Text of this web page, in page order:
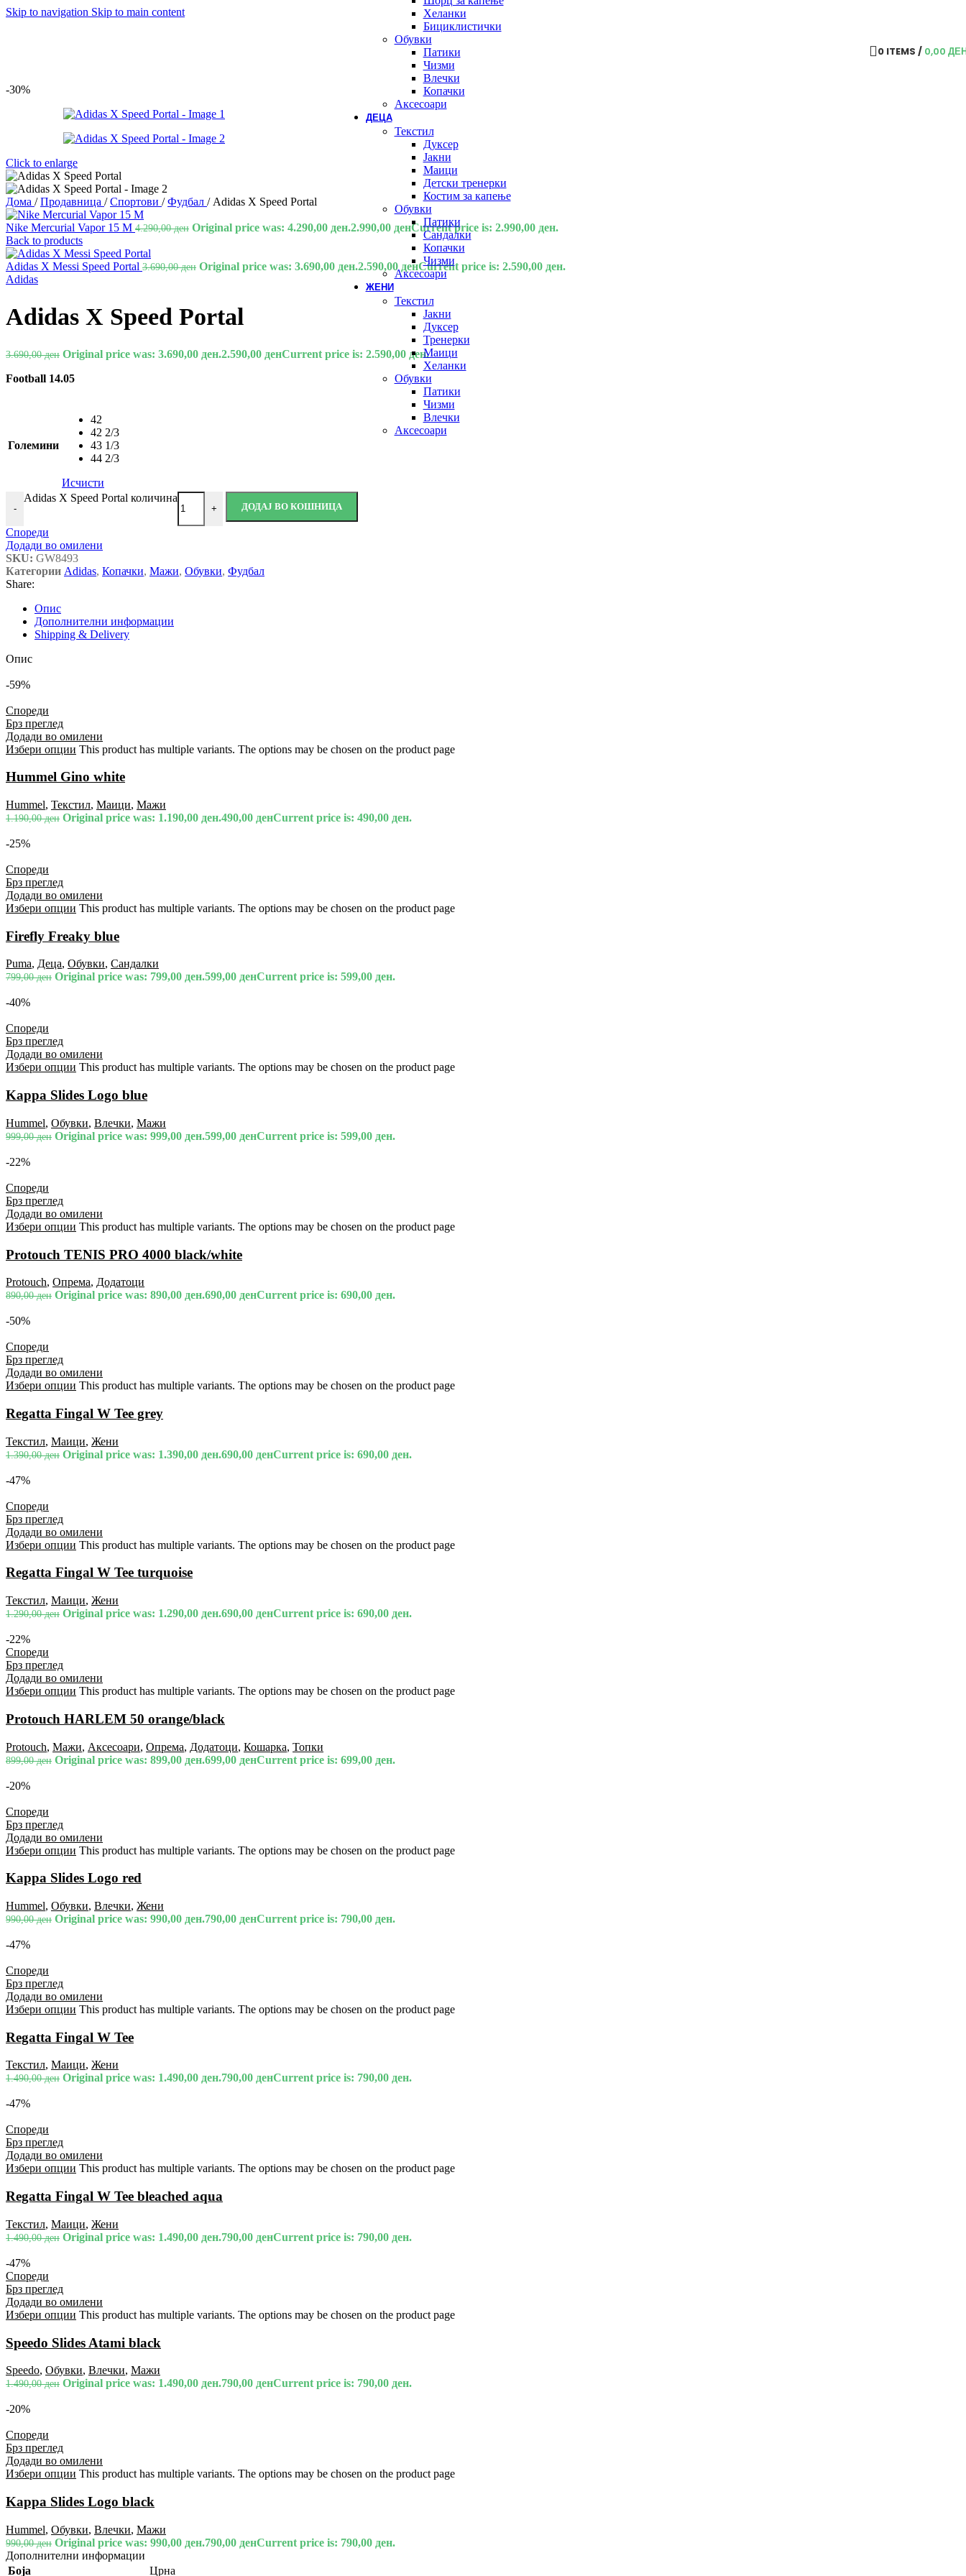
Skip to navigation Skip to main content
Хеланки
Бициклистички
Обувки
Патики
Чизми
Влечки
Копачки
Аксесоари
ДЕЦА
Текстил
Дуксер
Јакни
Маици
Детски тренерки
Костим за капење
Обувки
Патики
Сандалки
Копачки
Чизми
Аксесоари
ЖЕНИ
Текстил
Јакни
Дуксер
Тренерки
Маици
Хеланки
Обувки
Патики
Чизми
Влечки
Аксесоари
0 ITEMS / 0,00
-30%
Click to enlarge
Дома / Продавница / Спортови / Фудбал / Adidas X Speed Portal
Nike Mercurial Vapor 15 M 4.290,00ден Original price was: 4.290,00 ден.2.990,00 денCurrent price is: 2.990,00 ден.
Back to products
Adidas X Messi Speed Portal 3.690,00ден Original price was: 3.690,00 ден.2.590,00 денCurrent price is: 2.590,00 ден.
Adidas
Adidas X Speed Portal
3.690,00ден Original price was: 3.690,00 ден.2.590,00 денCurrent price is: 2.590,00 ден.
Football 14.05
Големини
42
42 2/3
43 1/3
44 2/3
Исчисти
-
Adidas X Speed Portal количина
+ ДОДАЈ ВО КОШНИЦА
Спореди
Додади во омилени
SKU: GW8493
Категории Adidas, Копачки, Мажи, Обувки, Фудбал
Share:
Опис
Дополнителни информации
Shipping & Delivery
Опис
-59%
Спореди
Брз преглед
Додади во омилени
Избери опции This product has multiple variants. The options may be chosen on the product page
Hummel Gino white
Hummel, Текстил, Маици, Мажи
1.190,00ден Original price was: 1.190,00 ден.490,00 денCurrent price is: 490,00 ден.
-25%
Спореди
Брз преглед
Додади во омилени
Избери опции This product has multiple variants. The options may be chosen on the product page
Firefly Freaky blue
Puma, Деца, Обувки, Сандалки
799,00ден Original price was: 799,00 ден.599,00 денCurrent price is: 599,00 ден.
-40%
Спореди
Брз преглед
Додади во омилени
Избери опции This product has multiple variants. The options may be chosen on the product page
Kappa Slides Logo blue
Hummel, Обувки, Влечки, Мажи
999,00ден Original price was: 999,00 ден.599,00 денCurrent price is: 599,00 ден.
-22%
Спореди
Брз преглед
Додади во омилени
Избери опции This product has multiple variants. The options may be chosen on the product page
Protouch TENIS PRO 4000 black/white
Protouch, Опрема, Додатоци
890,00ден Original price was: 890,00 ден.690,00 денCurrent price is: 690,00 ден.
-50%
Спореди
Брз преглед
Додади во омилени
Избери опции This product has multiple variants. The options may be chosen on the product page
Regatta Fingal W Tee grey
Текстил, Маици, Жени
1.390,00ден Original price was: 1.390,00 ден.690,00 денCurrent price is: 690,00 ден.
-47%
Спореди
Брз преглед
Додади во омилени
Избери опции This product has multiple variants. The options may be chosen on the product page
Regatta Fingal W Tee turquoise
Текстил, Маици, Жени
1.290,00ден Original price was: 1.290,00 ден.690,00 денCurrent price is: 690,00 ден.
-22%
Спореди
Брз преглед
Додади во омилени
Избери опции This product has multiple variants. The options may be chosen on the product page
Protouch HARLEM 50 orange/black
Protouch, Мажи, Аксесоари, Опрема, Додатоци, Кошарка, Топки
899,00ден Original price was: 899,00 ден.699,00 денCurrent price is: 699,00 ден.
-20%
Спореди
Брз преглед
Додади во омилени
Избери опции This product has multiple variants. The options may be chosen on the product page
Kappa Slides Logo red
Hummel, Обувки, Влечки, Жени
990,00ден Original price was: 990,00 ден.790,00 денCurrent price is: 790,00 ден.
-47%
Спореди
Брз преглед
Додади во омилени
Избери опции This product has multiple variants. The options may be chosen on the product page
Regatta Fingal W Tee
Текстил, Маици, Жени
1.490,00ден Original price was: 1.490,00 ден.790,00 денCurrent price is: 790,00 ден.
-47%
Спореди
Брз преглед
Додади во омилени
Избери опции This product has multiple variants. The options may be chosen on the product page
Regatta Fingal W Tee bleached aqua
Текстил, Маици, Жени
1.490,00ден Original price was: 1.490,00 ден.790,00 денCurrent price is: 790,00 ден.
-47%
Спореди
Брз преглед
Додади во омилени
Избери опции This product has multiple variants. The options may be chosen on the product page
Speedo Slides Atami black
Speedo, Обувки, Влечки, Мажи
1.490,00ден Original price was: 1.490,00 ден.790,00 денCurrent price is: 790,00 ден.
-20%
Спореди
Брз преглед
Додади во омилени
Избери опции This product has multiple variants. The options may be chosen on the product page
Kappa Slides Logo black
Hummel, Обувки, Влечки, Мажи
990,00ден Original price was: 990,00 ден.790,00 денCurrent price is: 790,00 ден.
Дополнителни информации
Боја
Црна